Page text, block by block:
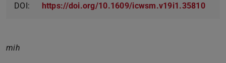
DOI:
https://doi.org/10.1609/icwsm.v19i1.35810
mih